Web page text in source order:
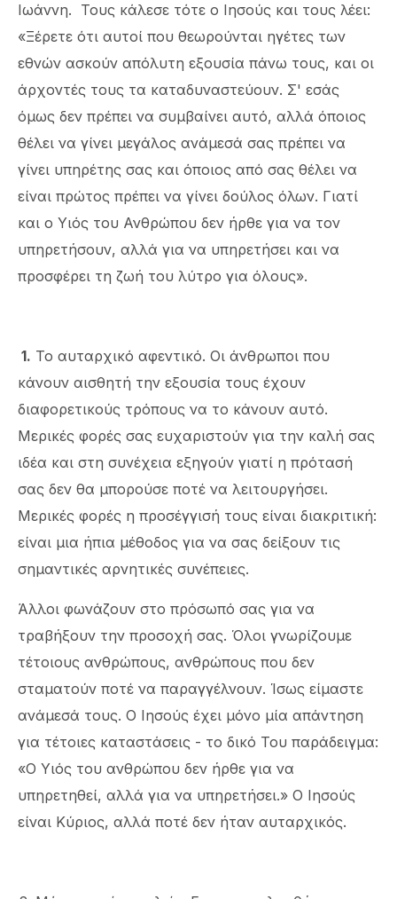
Ιωάννη. Τους κάλεσε τότε ο Ιησούς και τους λέει:
«Ξέρετε ότι αυτοί που θεωρούνται ηγέτες των
εθνών ασκούν απόλυτη εξουσία πάνω τους, και οι
άρχοντές τους τα καταδυναστεύουν. Σ' εσάς
όμως δεν πρέπει να συμβαίνει αυτό, αλλά όποιος
θέλει να γίνει μεγάλος ανάμεσά σας πρέπει να
γίνει υπηρέτης σας και όποιος από σας θέλει να
είναι πρώτος πρέπει να γίνει δούλος όλων. Γιατί
και ο Υιός του Ανθρώπου δεν ήρθε για να τον
υπηρετήσουν, αλλά για να υπηρετήσει και να
προσφέρει τη ζωή του λύτρο για όλους».
1. Το αυταρχικό αφεντικό. Οι άνθρωποι που
κάνουν αισθητή την εξουσία τους έχουν
διαφορετικούς τρόπους να το κάνουν αυτό.
Μερικές φορές σας ευχαριστούν για την καλή σας
ιδέα και στη συνέχεια εξηγούν γιατί η πρότασή
σας δεν θα μπορούσε ποτέ να λειτουργήσει.
Μερικές φορές η προσέγγισή τους είναι διακριτική:
είναι μια ήπια μέθοδος για να σας δείξουν τις
σημαντικές αρνητικές συνέπειες.
Άλλοι φωνάζουν στο πρόσωπό σας για να
τραβήξουν την προσοχή σας. Όλοι γνωρίζουμε
τέτοιους ανθρώπους, ανθρώπους που δεν
σταματούν ποτέ να παραγγέλνουν. Ίσως είμαστε
ανάμεσά τους. Ο Ιησούς έχει μόνο μία απάντηση
για τέτοιες καταστάσεις - το δικό Του παράδειγμα:
«Ο Υιός του ανθρώπου δεν ήρθε για να
υπηρετηθεί, αλλά για να υπηρετήσει.» Ο Ιησούς
είναι Κύριος, αλλά ποτέ δεν ήταν αυταρχικός.